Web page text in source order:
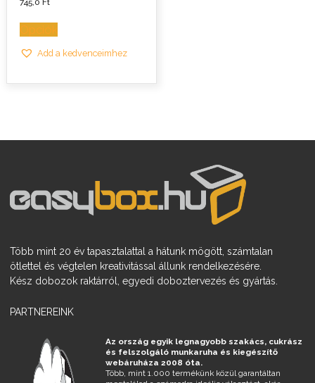
745,0Ft
Opciók
Add a kedvenceimhez
Több mint 20 év tapasztalattal a hátunk mögött, számtalan
ötlettel és végtelen kreativitással állunk rendelkezésére.
Kész dobozok raktárról, egyedi doboztervezés és gyártás.
PARTNEREINK
Az ország egyik legnagyobb szakács, cukrász
és felszolgáló munkaruha és kiegészítő
webáruháza 2008 óta.
Több, mint 1.000 termékünk közül garantáltan